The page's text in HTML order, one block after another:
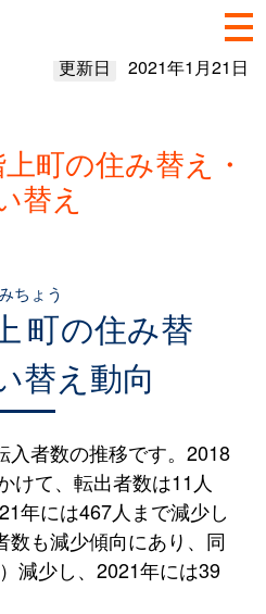
更新日 2021年1月21日
町の住み替え・
替え
町
ちょう
の住み替
替え動向
入者数の推移です。2018
けて、転出者数は11人
年には467人まで減少し
数も減少傾向にあり、同
減少し、2021年には39